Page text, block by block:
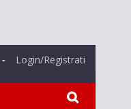
Login/Registrati